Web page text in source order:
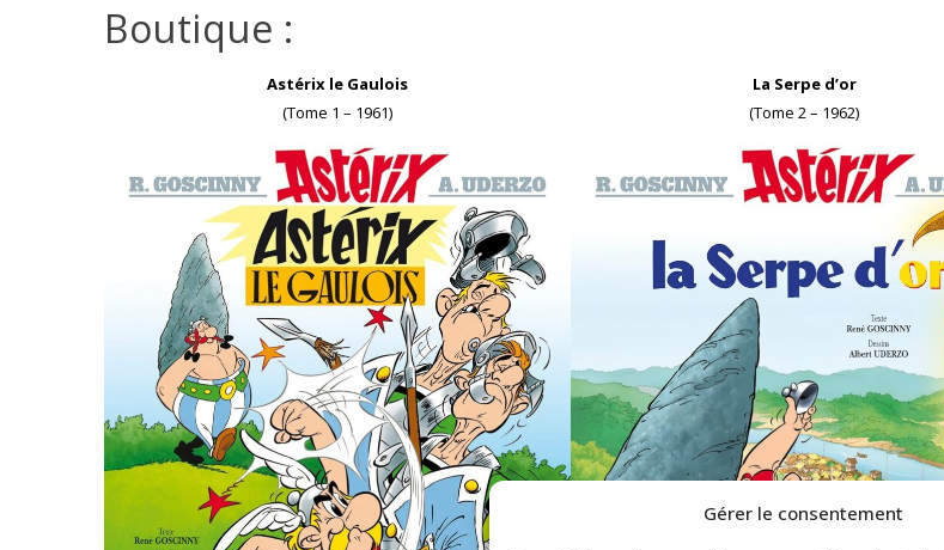
Gérer le consentement
Boutique :
Astérix le Gaulois
(Tome 1 – 1961)
La Serpe d’or
(Tome 2 – 1962)